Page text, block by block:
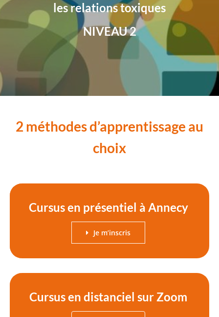
les relations toxiques
NIVEAU 2
2 méthodes d’apprentissage au
choix
Cursus en présentiel à Annecy
Je m’inscris
Cursus en distanciel sur Zoom